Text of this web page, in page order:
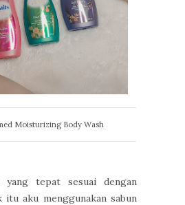
Moisturizing Body Wash
yang tepat sesuai dengan
aku menggunakan sabun